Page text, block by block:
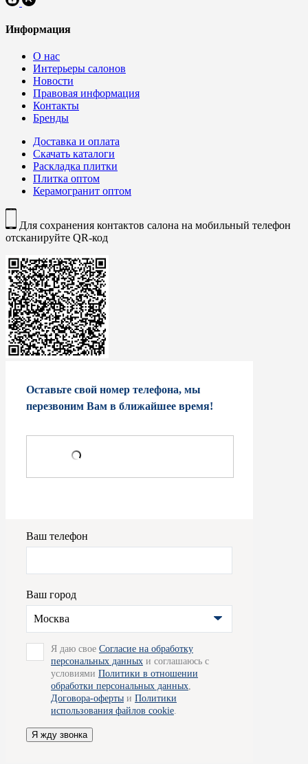
Информация
О нас
Интерьеры салонов
Новости
Правовая информация
Контакты
Бренды
Доставка и оплата
Скачать каталоги
Раскладка плитки
Плитка оптом
Керамогранит оптом
Для сохранения контактов салона на мобильный телефон
отсканируйте QR-код
Оставьте свой номер телефона, мы
перезвоним Вам в ближайшее время!
Ваш телефон
Ваш город
Москва
Я даю свое Согласие на обработку
персональных данных и соглашаюсь с
условиями Политики в отношении
обработки персональных данных,
Договора-оферты и Политики
использования файлов cookie.
Я жду звонка